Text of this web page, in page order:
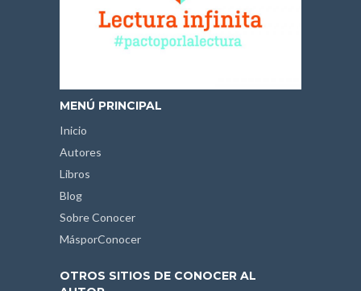
MENÚ PRINCIPAL
Inicio
Autores
Libros
Blog
Sobre Conocer
MásporConocer
OTROS SITIOS DE CONOCER AL